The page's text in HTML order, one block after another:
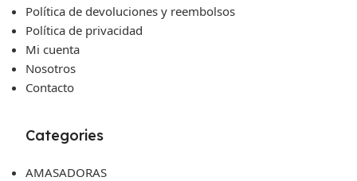
Política de devoluciones y reembolsos
Política de privacidad
Mi cuenta
Nosotros
Contacto
Categories
AMASADORAS